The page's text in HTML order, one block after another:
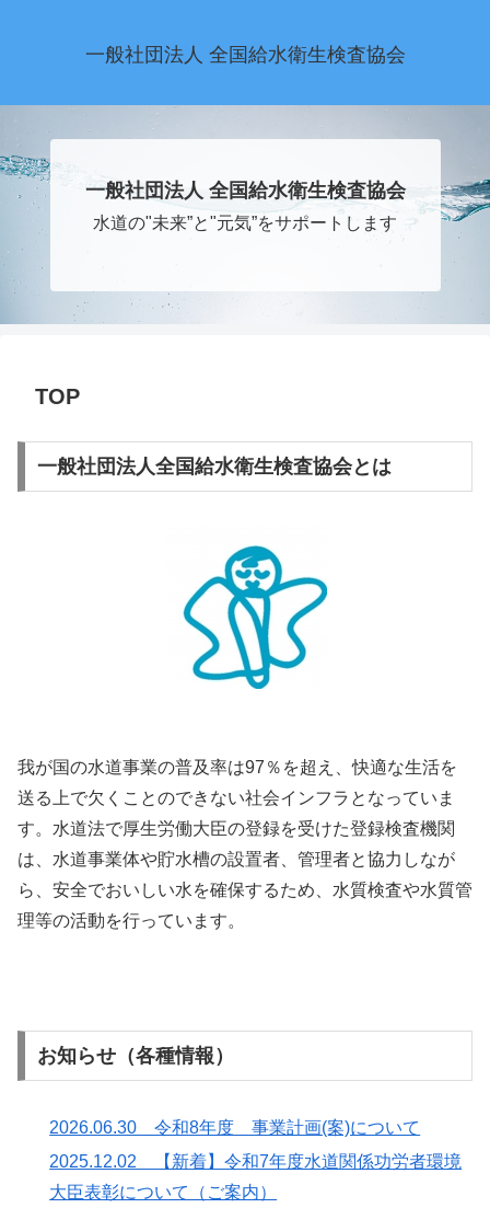
一般社団法人 全国給水衛生検査協会
一般社団法人 全国給水衛生検査協会
水道の"未来”と"元気”をサポートします
TOP
一般社団法人全国給水衛生検査協会とは
我が国の水道事業の普及率は97％を超え、快適な生活を
送る上で欠くことのできない社会インフラとなっていま
す。水道法で厚生労働大臣の登録を受けた登録検査機関
は、水道事業体や貯水槽の設置者、管理者と協力しなが
ら、安全でおいしい水を確保するため、水質検査や水質管
理等の活動を行っています。
お知らせ（各種情報）
2026.06.30 令和8年度 事業計画(案)について
2025.12.02 【新着】令和7年度水道関係功労者環境
大臣表彰について（ご案内）